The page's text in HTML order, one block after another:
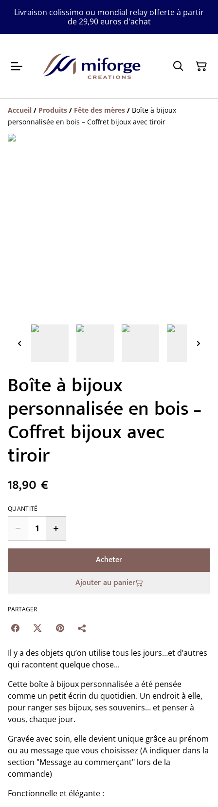
Livraison colissimo ou mondial relay offerte à partir
de 29,90 euros d'achat
Accueil / Produits / Fête des mères / Boîte à bijoux
personnalisée en bois – Coffret bijoux avec tiroir
Boîte à bijoux
personnalisée en bois –
Coffret bijoux avec
tiroir
18,90 €
QUANTITÉ
Acheter
Ajouter au panier
PARTAGER
Il y a des objets qu’on utilise tous les jours…et d’autres
qui racontent quelque chose...
Cette boîte à bijoux personnalisée a été pensée
comme un petit écrin du quotidien. Un endroit à elle,
pour ranger ses bijoux, ses souvenirs… et penser à
vous, chaque jour.
Gravée avec soin, elle devient unique grâce au prénom
ou au message que vous choisissez (A indiquer dans la
section "Message au commerçant" lors de la
commande)
Fonctionnelle et élégante :